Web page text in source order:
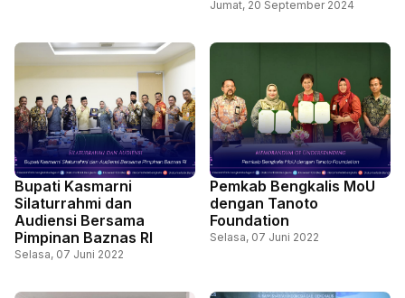
Jumat, 20 September 2024
Bupati Kasmarni
Silaturrahmi dan
Audiensi Bersama
Pimpinan Baznas RI
Selasa, 07 Juni 2022
Pemkab Bengkalis MoU
dengan Tanoto
Foundation
Selasa, 07 Juni 2022